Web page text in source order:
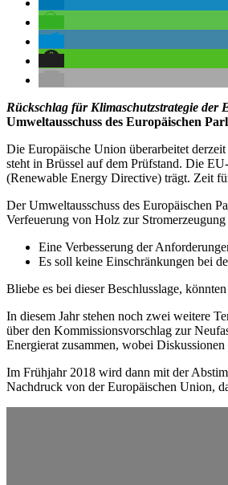
Rückschlag für Klimaschutzstrategie der
Umweltausschuss des Europäischen
Die Europäische Union überarbeitet
steht in Brüssel auf dem Prüfstand. Die
(Renewable Energy Directive) trägt. Zeit
Der Umweltausschuss des Europäischen
Verfeuerung von Holz zur
Eine Verbesserung der
Es soll keine Einschränkungen bei
Bliebe es bei dieser Beschlusslage,
In diesem Jahr stehen noch zwei weitere
über den Kommissionsvorschlag zur
Energierat zusammen, wobei
Im Frühjahr 2018 wird dann mit der
Nachdruck von der Europäischen Union,